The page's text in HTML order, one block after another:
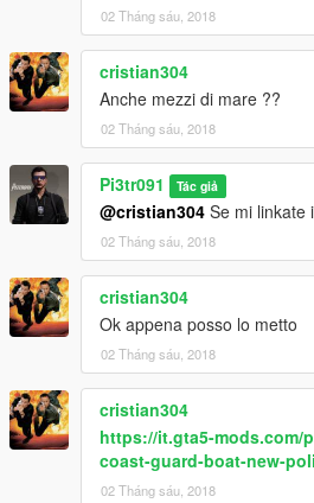
02 Tháng sáu, 2018
cristian304
Anche mezzi di mare ??
02 Tháng sáu, 2018
Pi3tr091 Tác giả
@cristian304 Se mi linkate
02 Tháng sáu, 2018
cristian304
Ok appena posso lo metto
02 Tháng sáu, 2018
cristian304
https://it.gta5-mods.com/
coast-guard-boat-new-
02 Tháng sáu, 2018